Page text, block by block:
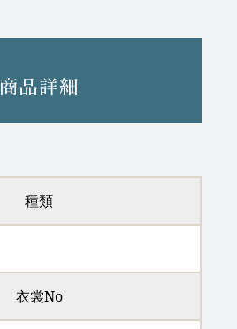
商品詳細
種類
衣裳No